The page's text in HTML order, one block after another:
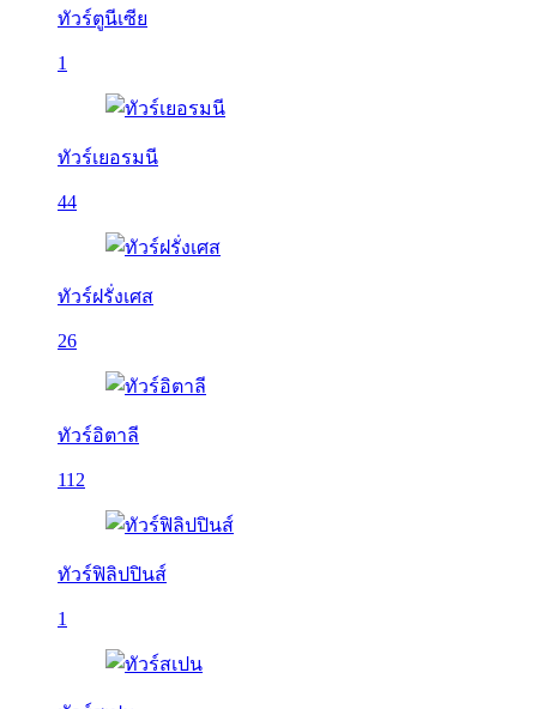
ทัวร์ตูนีเซีย
1
ทัวร์เยอรมนี
44
ทัวร์ฝรั่งเศส
26
ทัวร์อิตาลี
112
ทัวร์ฟิลิปปินส์
1